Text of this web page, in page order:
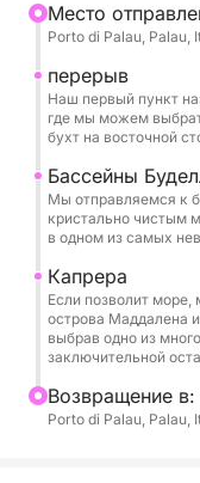
его мелкими
Кала Корсара и
окунуться в
Карибского
к природным
известному во
красотой. Хотя
сможете
пляжем Буделли
В течение дня у
чтобы
отдохнуть на
природы.
Mесто
Porto di Palau, Palau,
перерыв
Наш первый пункт
где мы можем
бухт на восточной
Бассейны
Мы отправляемся к
кристально чистым
в одном из самых
Капрера
Если позволит
острова Маддалена
выбрав одно из
заключительной
Bозвращение в:
Porto di Palau, Palau,